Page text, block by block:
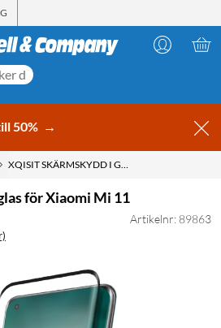
50% →
XQISIT SKÄRMSKYDD I GLAS FÖR XIAOMI MI 11
för Xiaomi Mi 11
Artikelnr: 89863